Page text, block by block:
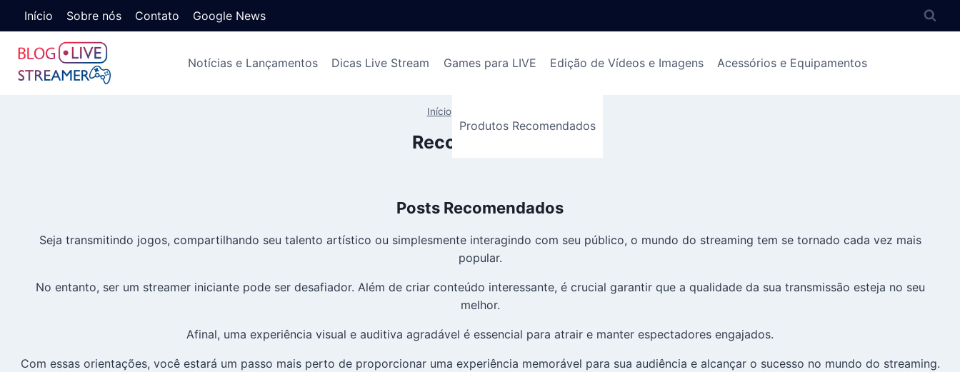
Início Sobre nós Contato Google News
Notícias e Lançamentos Dicas Live Stream Games para LIVE Edição de Vídeos e Imagens Acessórios e Equipamentos
Produtos Recomendados
Início»
Recomendados
Posts Recomendados
Seja transmitindo jogos, compartilhando seu talento artístico ou simplesmente interagindo com seu público, o mundo do streaming tem se tornado cada vez mais
popular.
No entanto, ser um streamer iniciante pode ser desafiador. Além de criar conteúdo interessante, é crucial garantir que a qualidade da sua transmissão esteja no seu
melhor.
Afinal, uma experiência visual e auditiva agradável é essencial para atrair e manter espectadores engajados.
Com essas orientações, você estará um passo mais perto de proporcionar uma experiência memorável para sua audiência e alcançar o sucesso no mundo do streaming.